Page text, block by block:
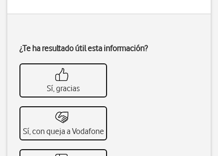
¿Te ha resultado útil esta información?
Sí, gracias
Sí, con queja a Vodafone